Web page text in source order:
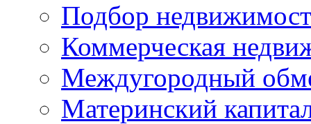
Подбор
Коммерческая
Междугородный
Материнский